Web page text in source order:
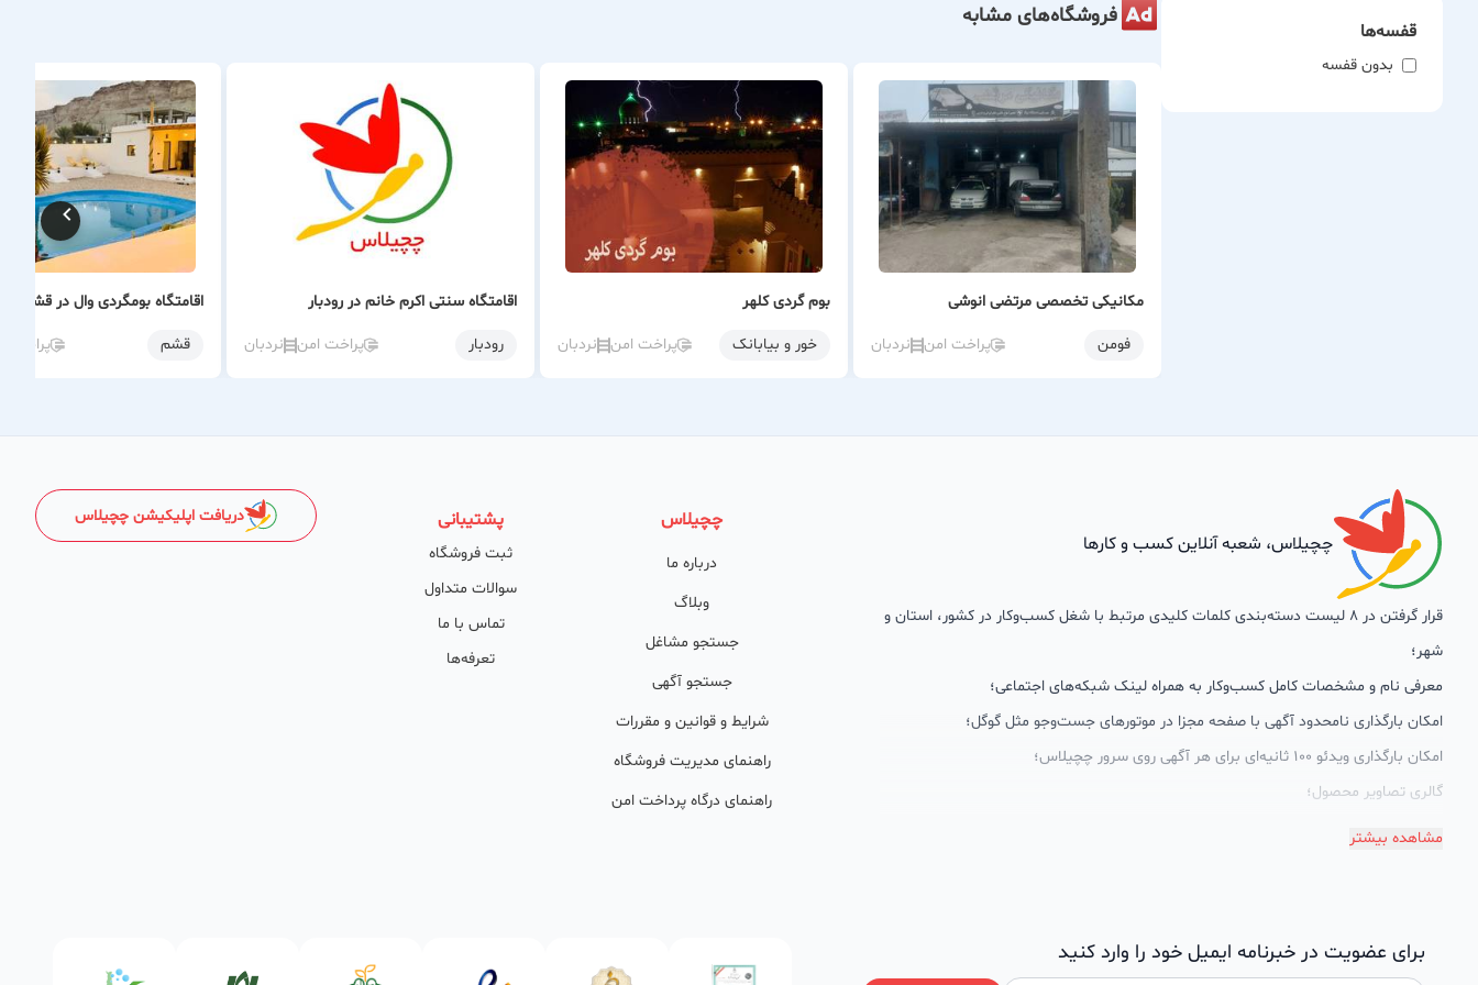
قفسه‌ها
بدون قفسه
فروشگاه‌های مشابه
مکانیکی تخصصی مرتضی انوشی
فومن پراخت امن نردبان
بوم گردی کلهر
خور و بیابانک پراخت امن نردبان
اقامتگاه سنتی اکرم خانم در رودبار
رودبار پراخت امن نردبان
اقامتگاه بومگردی وال در قشم
قشم پراخت
چچیلاس، شعبه آنلاین کسب و کارها
قرار گرفتن در 8 لیست دسته‌بندی کلمات کلیدی مرتبط با شغل کسب‌وکار در کشور، استان و
شهر؛
معرفی نام و مشخصات کامل کسب‌وکار به همراه لینک شبکه‌های اجتماعی؛
امکان بارگذاری نامحدود آگهی با صفحه مجزا در موتورهای جست‌وجو مثل گوگل؛
امکان بارگذاری ویدئو 100 ثانیه‌ای برای هر آگهی روی سرور چچیلاس؛
گالری تصاویر محصول؛
امکان دسته‌بندی آگهی‌ها
چچیلاس با کلمات کلیدی بسیار خوبی رتبه دریافت کرده و بازخورد‌های بسیار خوبی گرفته‌اند.
مشاهده بیشتر
چچیلاس
درباره ما
وبلاگ
جستجو مشاغل
جستجو آگهی
شرایط و قوانین و مقررات
راهنمای مدیریت فروشگاه
راهنمای درگاه پرداخت امن
پشتیبانی
ثبت فروشگاه
سوالات متداول
تماس با ما
تعرفه‌ها
دریافت اپلیکیشن چچیلاس
برای عضویت در خبرنامه ایمیل خود را وارد کنید